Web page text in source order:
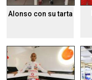
Alonso con su tarta